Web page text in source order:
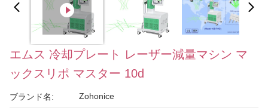
エムス 冷却プレート レーザー減量マシン マ
ックスリポ マスター 10d
ブランド名: Zohonice